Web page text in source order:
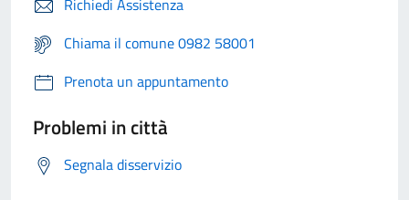
Richiedi Assistenza
Chiama il comune 0982 58001
Prenota un appuntamento
Problemi in città
Segnala disservizio